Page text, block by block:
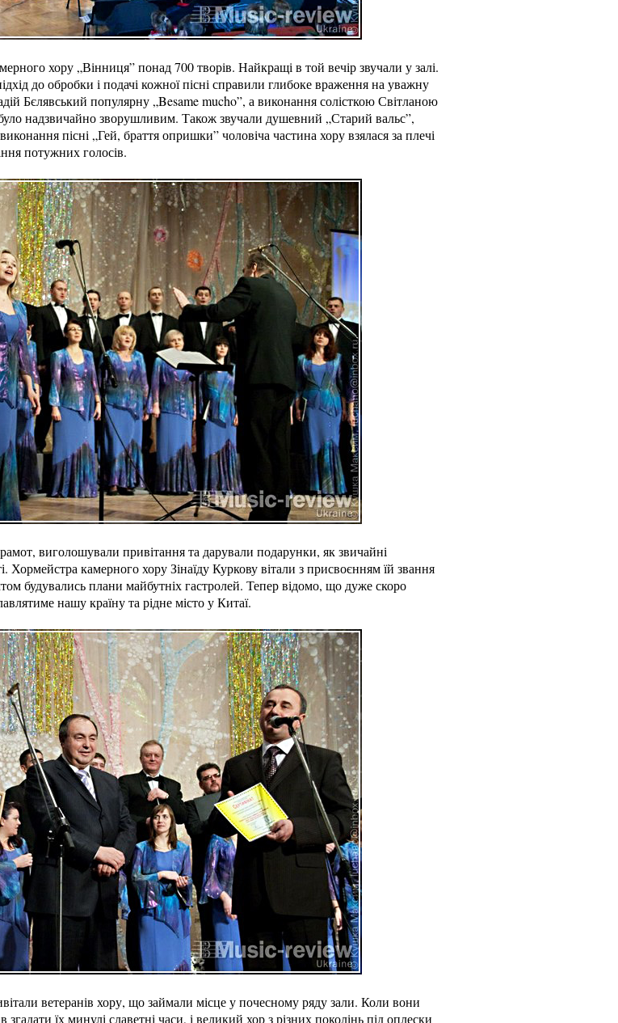
хору „Вінниця” понад 700 творів. Найкращі в той вечір звучали у залі.
до обробки і подачі кожної пісні справили глибоке враження на уважну
Бєлявський популярну „Besame mucho”, а виконання солісткою Світланою
надзвичайно зворушливим. Також звучали душевний „Старий вальс”,
пісні „Гей, браття опришки” чоловіча частина хору взялася за плечі
потужних голосів.
виголошували привітання та дарували подарунки, як звичайні
Хормейстра камерного хору Зінаїду Куркову вітали з присвоєнням їй звання
будувались плани майбутніх гастролей. Тепер відомо, що дуже скоро
нашу країну та рідне місто у Китаї.
ветеранів хору, що займали місце у почесному ряду зали. Коли вони
їх минулі славетні часи, і великий хор з різних поколінь під оплески